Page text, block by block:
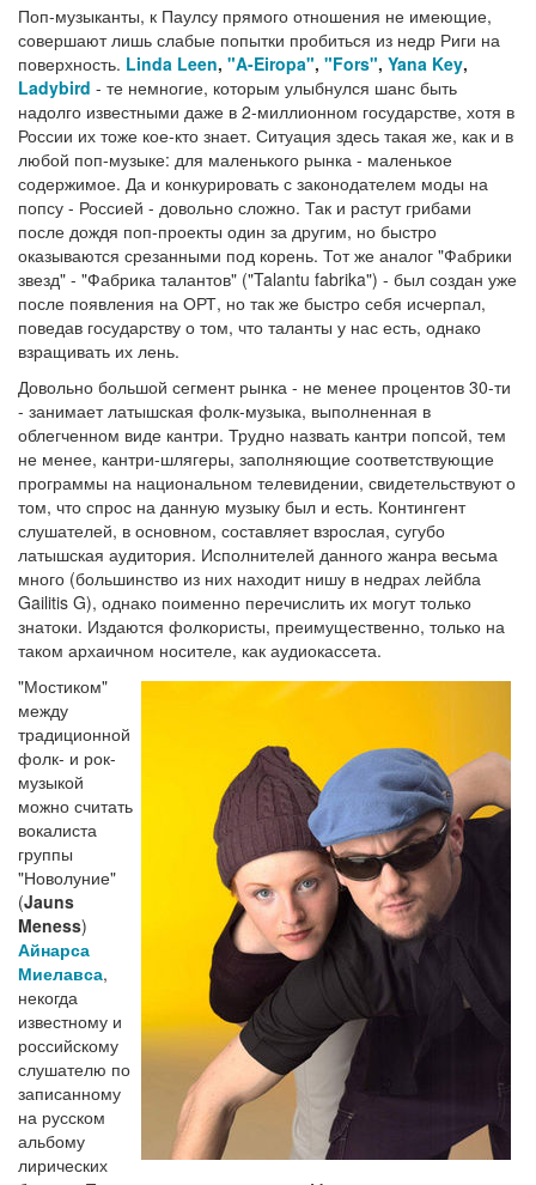
Поп-музыканты, к Паулсу прямого отношения не имеющие,
совершают лишь слабые попытки пробиться из недр Риги на
поверхность. Linda Leen, "A-Eiropa", "Fors", Yana Key,
Ladybird - те немногие, которым улыбнулся шанс быть
надолго известными даже в 2-миллионном государстве, хотя в
России их тоже кое-кто знает. Ситуация здесь такая же, как и в
любой поп-музыке: для маленького рынка - маленькое
содержимое. Да и конкурировать с законодателем моды на
попсу - Россией - довольно сложно. Так и растут грибами
после дождя поп-проекты один за другим, но быстро
оказываются срезанными под корень. Тот же аналог "Фабрики
звезд" - "Фабрика талантов" ("Talantu fabrika") - был создан уже
после появления на ОРТ, но так же быстро себя исчерпал,
поведав государству о том, что таланты у нас есть, однако
взращивать их лень.
Довольно большой сегмент рынка - не менее процентов 30-ти
- занимает латышская фолк-музыка, выполненная в
облегченном виде кантри. Трудно назвать кантри попсой, тем
не менее, кантри-шлягеры, заполняющие соответствующие
программы на национальном телевидении, свидетельствуют о
том, что спрос на данную музыку был и есть. Контингент
слушателей, в основном, составляет взрослая, сугубо
латышская аудитория. Исполнителей данного жанра весьма
много (большинство из них находит нишу в недрах лейбла
Gailitis G), однако поименно перечислить их могут только
знатоки. Издаются фолкористы, преимущественно, только на
таком архаичном носителе, как аудиокассета.
"Мостиком"
между
традиционной
фолк- и рок-
музыкой
можно считать
вокалиста
группы
"Новолуние"
(Jauns
Meness)
Айнарса
Миелавса,
некогда
известному и
российскому
слушателю по
записанному
на русском
альбому
лирических